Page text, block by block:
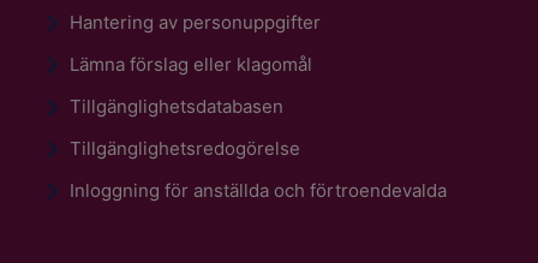
Hantering av personuppgifter
Lämna förslag eller klagomål
Tillgänglighetsdatabasen
Tillgänglighetsredogörelse
Inloggning för anställda och förtroendevalda